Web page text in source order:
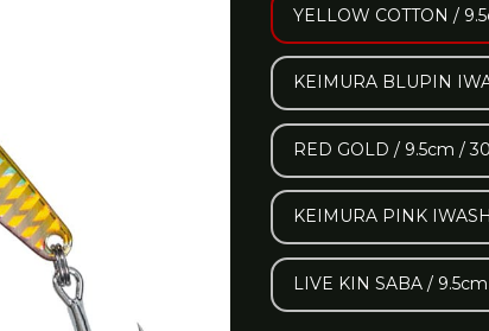
YELLOW COTTON /
KEIMURA BLUPIN
RED GOLD / 9.5cm /
KEIMURA PINK
LIVE KIN SABA /